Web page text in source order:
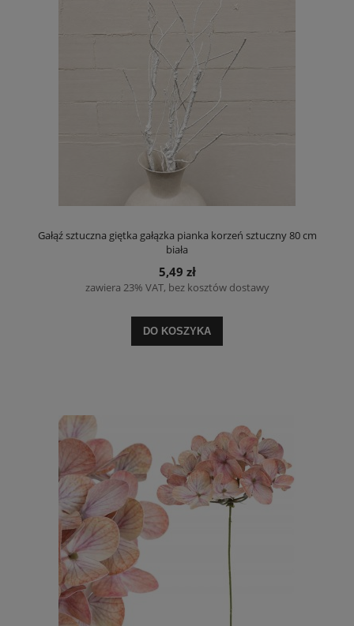
Gałąź sztuczna giętka gałązka pianka korzeń sztuczny 80 cm
biała
5,49 zł
zawiera 23% VAT, bez kosztów dostawy
DO KOSZYKA